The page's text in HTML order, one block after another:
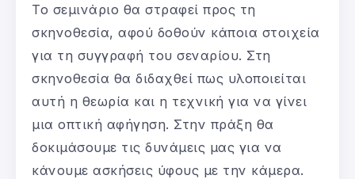
Το σεμινάριο θα στραφεί προς τη
σκηνοθεσία, αφού δοθούν κάποια στοιχεία
για τη συγγραφή του σεναρίου. Στη
σκηνοθεσία θα διδαχθεί πως υλοποιείται
αυτή η θεωρία και η τεχνική για να γίνει
μια οπτική αφήγηση. Στην πράξη θα
δοκιμάσουμε τις δυνάμεις μας για να
κάνουμε ασκήσεις ύφους με την κάμερα.